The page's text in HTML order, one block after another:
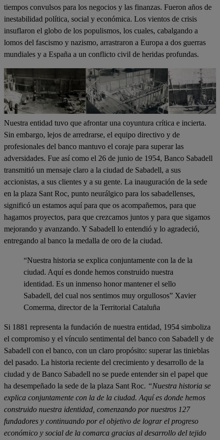
tiempos convulsos para los negocios y las finanzas. Fueron años de
inestabilidad política, social y económica. Los vientos de crisis
insuflaron el globo de los populismos, los cuales, cabalgando a
lomos del fascismo y nazismo, arrastraron a Europa a dos guerras
mundiales y a España a un conflicto civil de heridas profundas.
Nuestra entidad tuvo que afrontar una coyuntura crítica e incierta.
Sin embargo, lejos de arredrarse, el equipo directivo y de
profesionales del banco mantuvo el coraje para superar las
adversidades. Fue así como el 26 de junio de 1954, Banco Sabadell
transmitió un mensaje claro a la ciudad de Sabadell, a sus
accionistas, a sus clientes y a su gente. La inauguración de la sede
en la plaza Sant Roc, punto neurálgico para los sabadellenses,
significó un estamos aquí para que os acompañemos, para que
hagamos proyectos, para que crezcamos juntos y para que sigamos
mejorando y avanzando. Y Sabadell lo entendió y lo agradeció,
entregando al banco la medalla de oro de la ciudad.
“Nuestra historia se explica conjuntamente con la de la
ciudad. Aquí es donde hemos construido nuestra
identidad. Es un inmenso honor mantener el sello
Sabadell, del cual nos sentimos muy orgullosos” Xavier
Comerma, director de la Territorial Cataluña
Si 1881 representa la fundación de nuestra entidad, 1954 simboliza
el compromiso y el vínculo sentimental del banco con Sabadell y de
Sabadell con el banco, con un claro propósito: superar las tinieblas
del pasado. La historia reciente del crecimiento y desarrollo de la
ciudad y de Banco Sabadell no se puede entender sin el papel que
ha desempeñado la sede de la plaza Sant Roc. “Nuestra historia se
explica conjuntamente con la de la ciudad. Aquí es donde hemos
construido nuestra identidad, comenzando por nuestros 127
fundadores y continuando por el objetivo de lograr el progreso
económico y social de la comarca gracias al desarrollo del tejido